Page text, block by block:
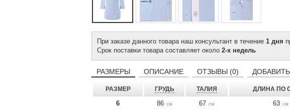
При заказе данного товара наш консультант в течение 1 дня
Срок поставки товара составляет около 2-х недель
РАЗМЕРЫ ОПИСАНИЕ ОТЗЫВЫ (0)
РАЗМЕР ГРУДЬ ТАЛИЯ ДЛИНА ПО
6 86 см 67 см 63 см